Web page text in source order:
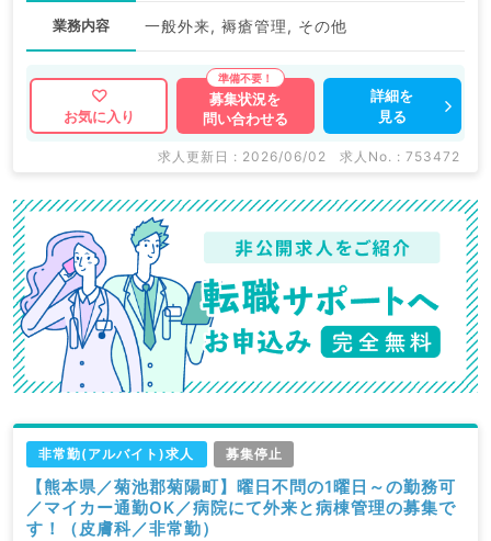
業務内容 一般外来, 褥瘡管理, その他
お気に入り
募集状況を
問い合わせる
詳細を
見る
求人更新日 : 2026/06/02 求人No. : 753472
非常勤(アルバイト)求人 募集停止
【熊本県／菊池郡菊陽町】曜日不問の1曜日～の勤務可
／マイカー通勤OK／病院にて外来と病棟管理の募集で
す！（皮膚科／非常勤）